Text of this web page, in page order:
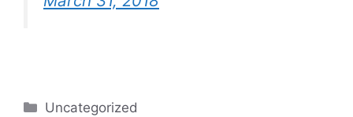
Categories
Uncategorized